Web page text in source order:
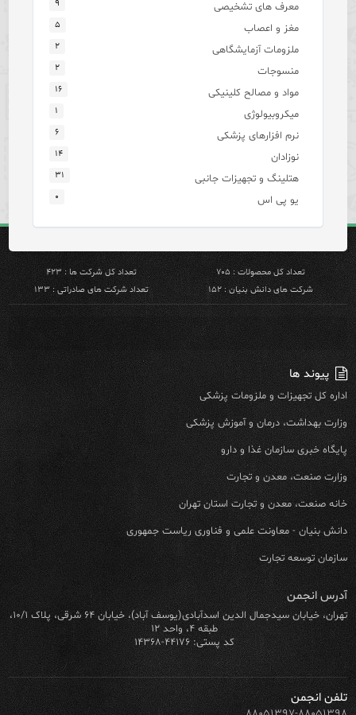
معرف های تشخیصی ۹
مغز و اعصاب ۵
ملزومات آزمایشگاهی ۲
منسوجات ۲
مواد و مصالح کلینیکی ۱۶
میکروبیولوژی ۱
نرم افزارهای پزشکی ۶
نوزادان ۱۴
هتلینگ و تجهیزات جانبی ۳۱
یو پی اس ۰
تعداد کل محصولات : ۷۰۵
تعداد کل شرکت ها : ۴۲۳
شرکت های دانش بنیان : ۱۵۲
تعداد شرکت های صادراتی : ۱۳۳
پیوند ها
اداره کل تجهیزات و ملزومات پزشکی
وزارت بهداشت، درمان و آموزش پزشکی
پایگاه خبری سازمان غذا و دارو
وزارت صنعت، معدن و تجارت
خانه صنعت، معدن و تجارت استان تهران
دانش بنیان - معاونت علمی و فناوری ریاست جمهوری
سازمان توسعه تجارت
آدرس انجمن
تهران، خیابان سیدجمال الدین اسدآبادی(یوسف آباد)، خیابان ۶۴ شرقی، پلاک ۱۰/۱،
طبقه ۴، واحد ۱۲
کد پستی: ۴۴۱۷۶-۱۴۳۶۸
تلفن انجمن